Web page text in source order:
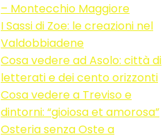
– Montecchio Maggiore
I Sassi di Zoe: le creazioni nel
Valdobbiadene
Cosa vedere ad Asolo: città di
letterati e dei cento orizzonti
Cosa vedere a Treviso e
dintorni: “gioiosa et amorosa”
Osteria senza Oste a